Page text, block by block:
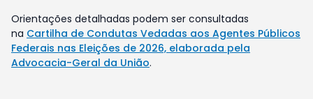
Orientações detalhadas podem ser consultadas
na Cartilha de Condutas Vedadas aos Agentes Públicos
Federais nas Eleições de 2026, elaborada pela
Advocacia-Geral da União.